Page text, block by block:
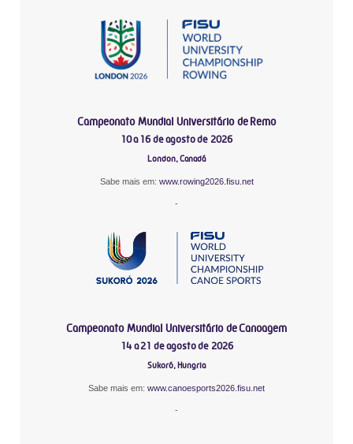
Campeonato Mundial Universitário de Remo
10 a 16 de agosto de 2026
London, Canadá
Sabe mais em: www.rowing2026.fisu.net
-
Campeonato Mundial Universitário de Canoagem
14 a 21 de agosto de 2026
Sukoró, Hungria
Sabe mais em: www.canoesports2026.fisu.net
-